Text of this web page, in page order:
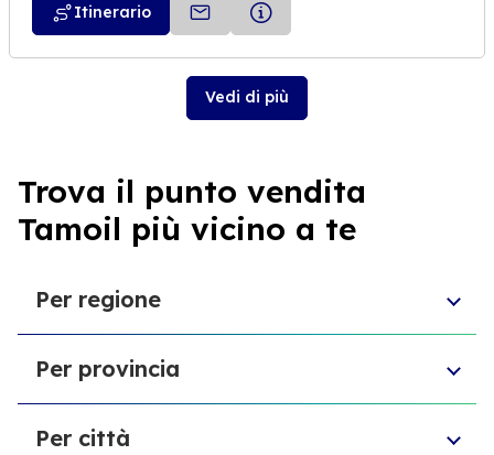
Itinerario
Vedi di più
Trova il punto vendita
Tamoil più vicino a te
Per regione
Sardegna
Puglia
Sicilia
Per provincia
Provincia di Forlì-Cesena
Per città